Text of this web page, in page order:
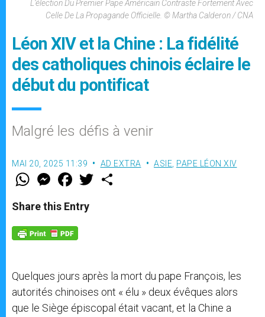
L’élection Du Premier Pape Américain Contraste Fortement Avec
Celle De La Propagande Officielle. © Martha Calderon / CNA
Léon XIV et la Chine : La fidélité
des catholiques chinois éclaire le
début du pontificat
Malgré les défis à venir
MAI 20, 2025 11:39 AD EXTRA ASIE PAPE LÉON XIV
W
t
s
p
p
M
e
s
e
g
e
F
a
e
b
o
k
w
Share this Entry
Quelques jours après la mort du pape François, les
autorités chinoises ont « élu » deux évêques alors
que le Siège épiscopal était vacant, et la Chine a